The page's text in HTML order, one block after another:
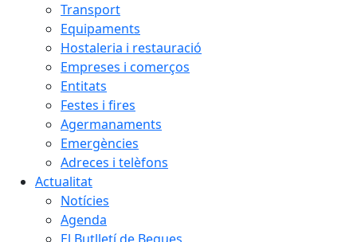
Transport
Equipaments
Hostaleria i restauració
Empreses i comerços
Entitats
Festes i fires
Agermanaments
Emergències
Adreces i telèfons
Actualitat
Notícies
Agenda